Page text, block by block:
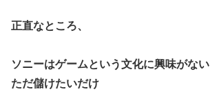
正直なところ、
ソニーはゲームという文化に興味がない
ただ儲けたいだけ